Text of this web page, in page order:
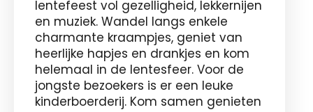
lentefeest vol gezelligheid, lekkernijen
en muziek. Wandel langs enkele
charmante kraampjes, geniet van
heerlijke hapjes en drankjes en kom
helemaal in de lentesfeer. Voor de
jongste bezoekers is er een leuke
kinderboerderij. Kom samen genieten